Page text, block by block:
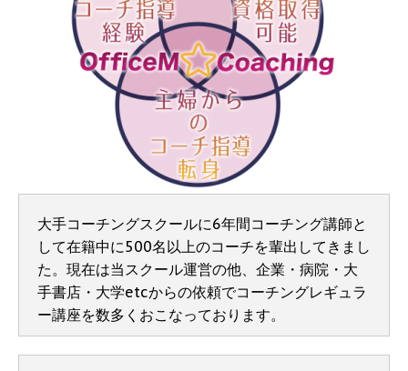
大手コーチングスクールに6年間コーチング講師と
して在籍中に500名以上のコーチを輩出してきまし
た。現在は当スクール運営の他、企業・病院・大
手書店・大学etcからの依頼でコーチングレギュラ
ー講座を数多くおこなっております。